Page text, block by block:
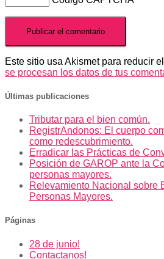
Este sitio usa Akismet para reducir
se procesan los datos de tus
Últimas publicaciones
Tributar para el bien común.
RegistrAndonos: El cuerpo
como redescubrimiento.
Erradicar las Prácticas de
Posición de GAROP ante la
personas mayores.
Relevamiento Nacional sobre
Personas Mayores.
Páginas
28 de junio!
Contactanos!